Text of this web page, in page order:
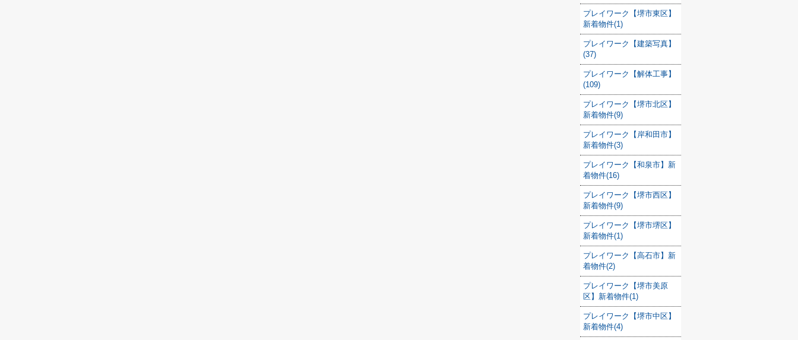
プレイワーク【堺市東区】
新着物件(1)
プレイワーク【建築写真】
(37)
プレイワーク【解体工事】
(109)
プレイワーク【堺市北区】
新着物件(9)
プレイワーク【岸和田市】
新着物件(3)
プレイワーク【和泉市】新
着物件(16)
プレイワーク【堺市西区】
新着物件(9)
プレイワーク【堺市堺区】
新着物件(1)
プレイワーク【高石市】新
着物件(2)
プレイワーク【堺市美原
区】新着物件(1)
プレイワーク【堺市中区】
新着物件(4)